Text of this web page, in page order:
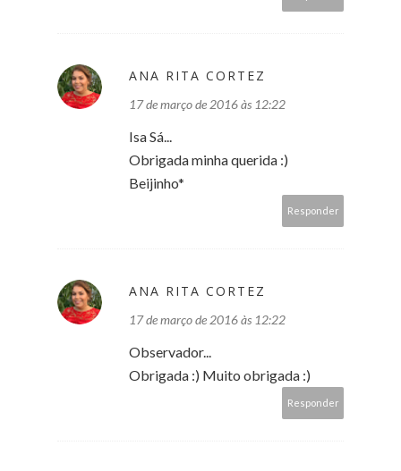
ANA RITA CORTEZ
17 de março de 2016 às 12:22
Isa Sá...
Obrigada minha querida :)
Beijinho*
Responder
ANA RITA CORTEZ
17 de março de 2016 às 12:22
Observador...
Obrigada :) Muito obrigada :)
Responder